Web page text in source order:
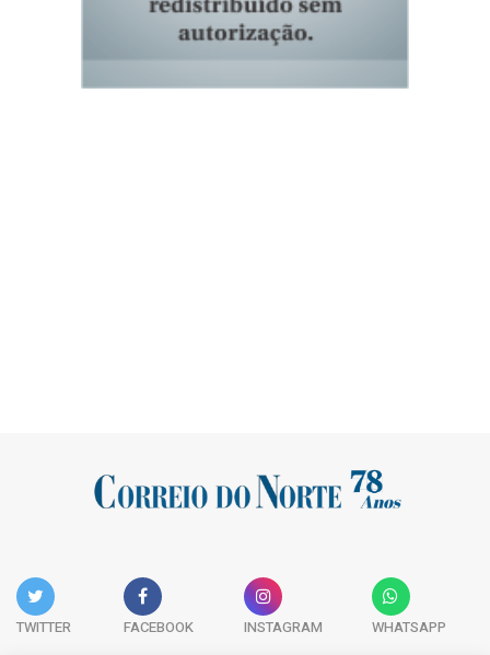
TWITTER FACEBOOK INSTAGRAM WHATSAPP